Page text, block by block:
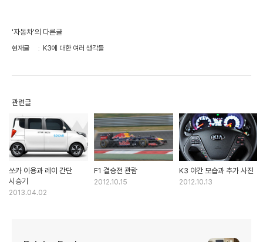
'자동차'의 다른글
현재글 K3에 대한 여러 생각들
관련글
쏘카 이용과 레이 간단
시승기
2013.04.02
F1 결승전 관람
2012.10.15
K3 야간 모습과 추가 사진
2012.10.13